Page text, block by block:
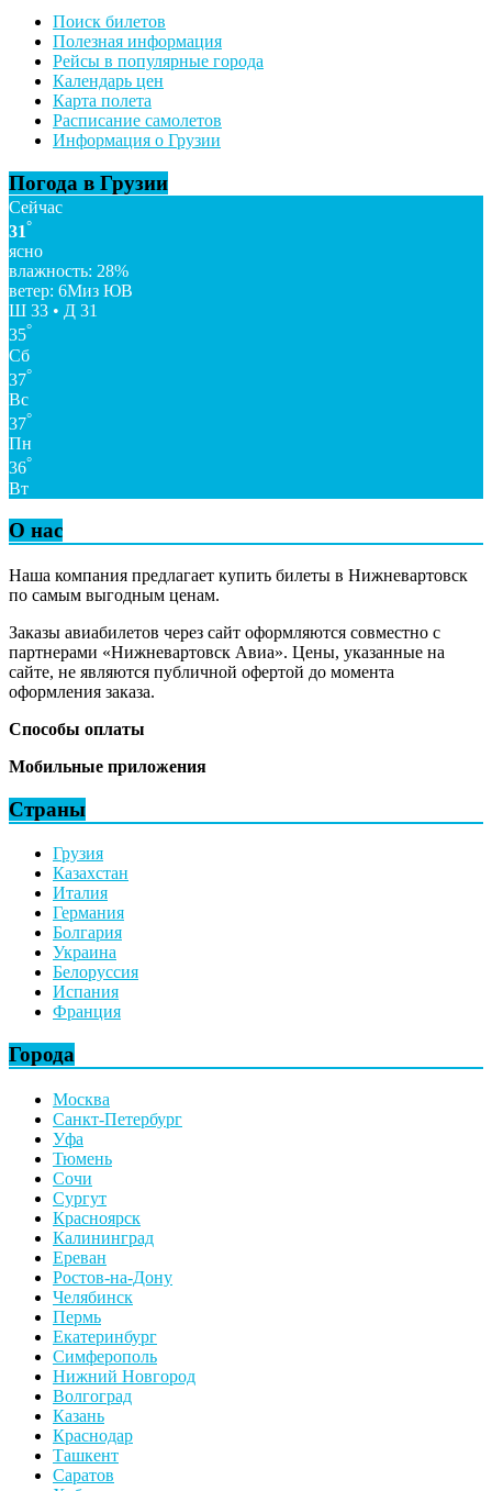
Поиск билетов
Полезная информация
Рейсы в популярные города
Календарь цен
Карта полета
Расписание самолетов
Информация о Грузии
Погода в Грузии
Сейчас
31°
ясно
влажность: 28%
ветер: 6Миз ЮВ
Ш 33 • Д 31
35°
Сб
37°
Вс
37°
Пн
36°
Вт
О нас
Наша компания предлагает купить билеты в Нижневартовск
по самым выгодным ценам.
Заказы авиабилетов через сайт оформляются совместно с
партнерами «Нижневартовск Авиа». Цены, указанные на
сайте, не являются публичной офертой до момента
оформления заказа.
Способы оплаты
Мобильные приложения
Страны
Грузия
Казахстан
Италия
Германия
Болгария
Украина
Белоруссия
Испания
Франция
Города
Москва
Санкт-Петербург
Уфа
Тюмень
Сочи
Сургут
Красноярск
Калининград
Ереван
Ростов-на-Дону
Челябинск
Пермь
Екатеринбург
Симферополь
Нижний Новгород
Волгоград
Казань
Краснодар
Ташкент
Саратов